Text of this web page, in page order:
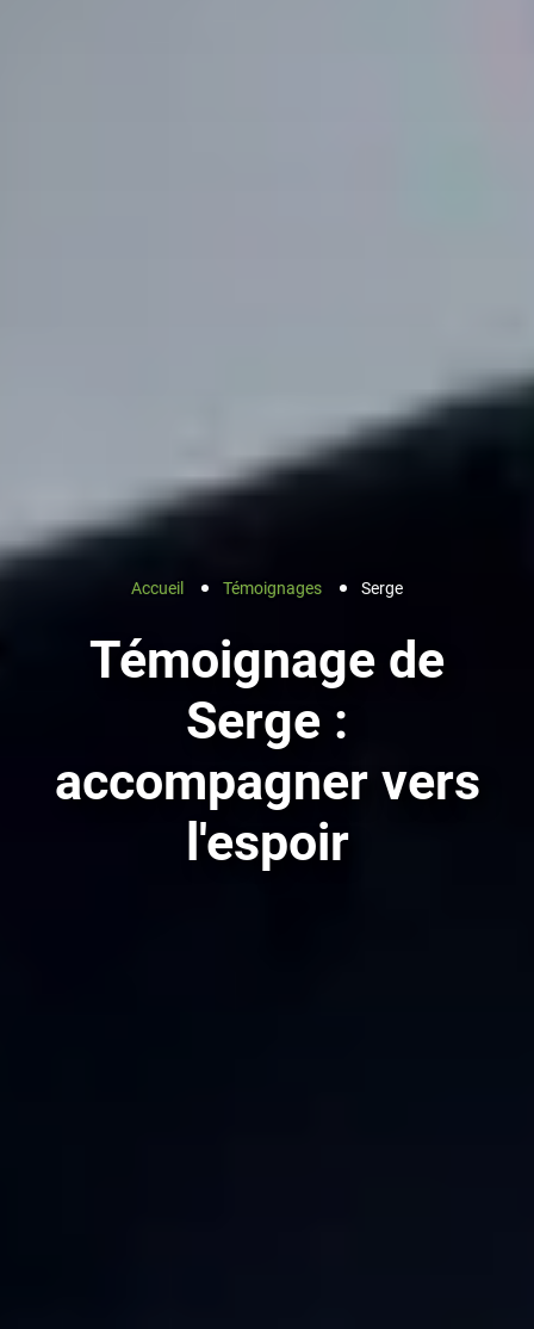
Accueil Témoignages Serge
Témoignage de
Serge :
accompagner vers
l'espoir